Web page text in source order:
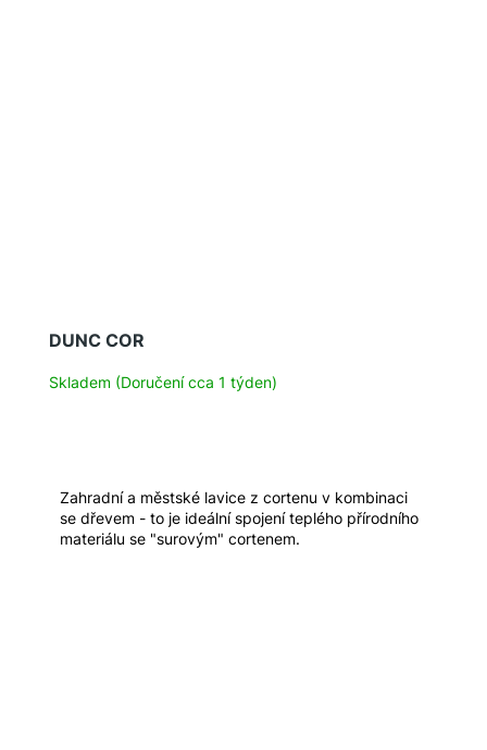
DUNC COR
Skladem (Doručení cca 1 týden)
Zahradní a městské lavice z cortenu v kombinaci
se dřevem - to je ideální spojení teplého přírodního
materiálu se "surovým" cortenem.